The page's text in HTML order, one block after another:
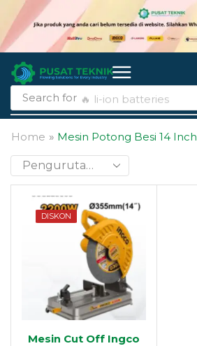
Search for 🔥 li-ion batteries
Home » Mesin Potong Besi 14 Inch
DISKON
Mesin Cut Off Ingco